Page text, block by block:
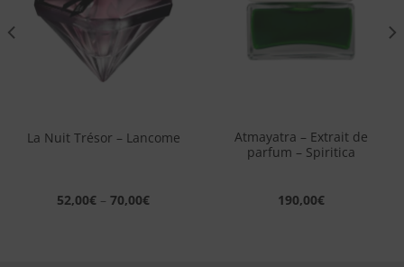
desideri
La Nuit Trésor – Lancome
52,00€ – 70,00€
desideri
Atmayatra – Extrait de
parfum – Spiritica
190,00€